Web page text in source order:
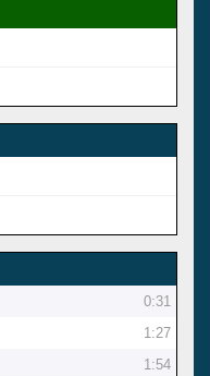
0:31
1:27
1:54